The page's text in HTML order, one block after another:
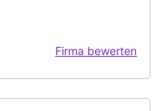
Firma bewerten